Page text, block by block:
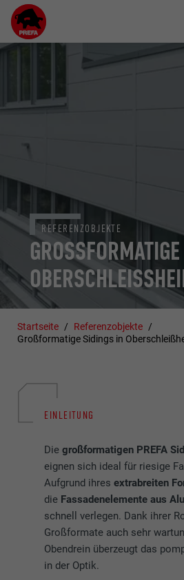
GROSSFORMATIGE
BERSCHLEISSHEIM
REFERENZOBJEKTE
Startseite
Referenzobjekte
Großformatige Sidings in
EINLEITUNG
Diegroßformatigen PREFA
eignen sich ideal für riesige
Aufgrund ihresextrabreiten
die Fassadenelemente aus
schnell verlegen. Dank ihrer
Großformate auch sehr
Obendrein überzeugt das
in der Optik.